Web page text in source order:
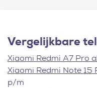
Vergelijkbare
Xiaomi Redmi A7 Pro
Xiaomi Redmi Note
p/m